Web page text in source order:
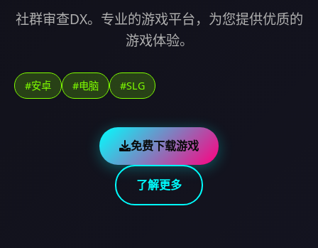
社群审查DX。专业的游戏平台，为您提供优质的
游戏体验。
#安卓 #电脑 #SLG
免费下载游戏
了解更多